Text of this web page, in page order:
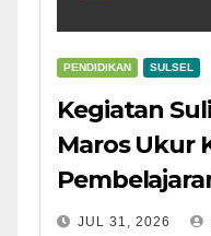
PENDIDIKAN SULSEL
Kegiatan
Maros Ukur
JUL 31, 2026